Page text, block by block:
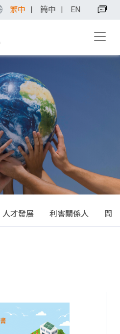
繁中 簡中 EN
人才發展 利害關係人 問